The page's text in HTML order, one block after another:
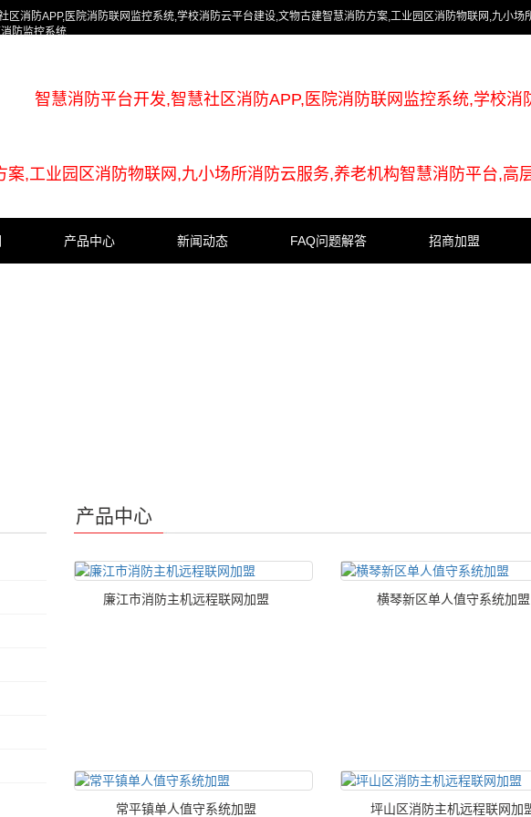
区消防APP,医院消防联网监控系统,学校消防云平台建设,文物古建智慧消防方案,工业园区消防物联网,九小场
防监控系统
智慧消防平台开发,智慧社区消防APP,医院消防联网监控系统,学校消
案,工业园区消防物联网,九小场所消防云服务,养老机构智慧消防平台,高
产品中心 新闻动态 FAQ问题解答 招商加盟
产品中心
廉江市消防主机远程联网加盟 横琴新区单人值守系统加盟
常平镇单人值守系统加盟 坪山区消防主机远程联网加